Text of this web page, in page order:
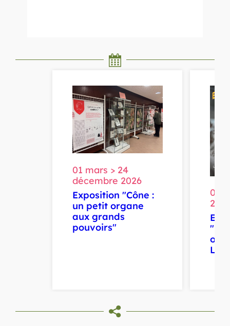
01 mars > 24
décembre 2026
Exposition "Cône :
un petit organe
aux grands
pouvoirs"
01